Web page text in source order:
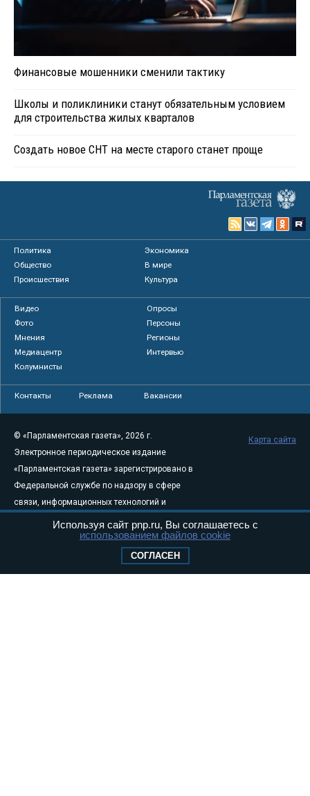
Финансовые мошенники сменили тактику
Школы и поликлиники станут обязательным условием
для строительства жилых кварталов
Создать новое СНТ на месте старого станет проще
Политика
Экономика
Общество
В мире
Происшествия
Культура
Видео
Опросы
Фото
Персоны
Мнения
Регионы
Медиацентр
Интервью
Колумнисты
Контакты Реклама Вакансии
© «Парламентская газета», 2026 г.
Электронное периодическое издание
«Парламентская газета» зарегистрировано в
Федеральной службе по надзору в сфере
связи, информационных технологий и
августа 2011 года. 18+
Свидетельство о регистрации Эл № ФС77-
Карта сайта
Используя сайт pnp.ru, Вы соглашаетесь с
использованием файлов cookie
СОГЛАСЕН